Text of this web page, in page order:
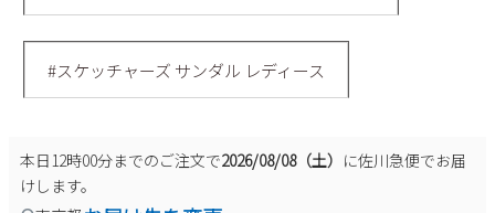
#スケッチャーズ サンダル レディース
本日 12時00分までのご注文で2026/08/08（土） に佐川急便でお届
けします。